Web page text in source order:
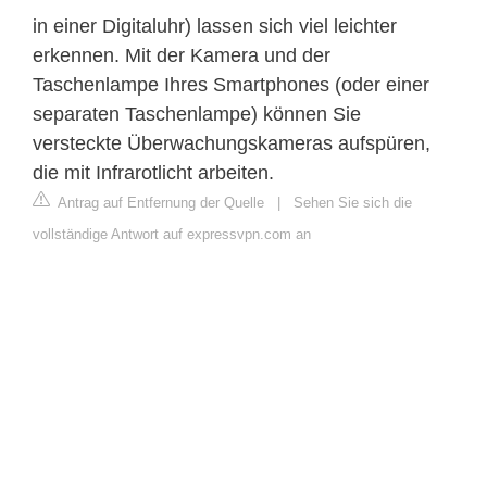
in einer Digitaluhr) lassen sich viel leichter
erkennen. Mit der Kamera und der
Taschenlampe Ihres Smartphones (oder einer
separaten Taschenlampe) können Sie
versteckte Überwachungskameras aufspüren,
die mit Infrarotlicht arbeiten.
Antrag auf Entfernung der Quelle
Sehen Sie sich die
vollständige Antwort auf expressvpn.com an